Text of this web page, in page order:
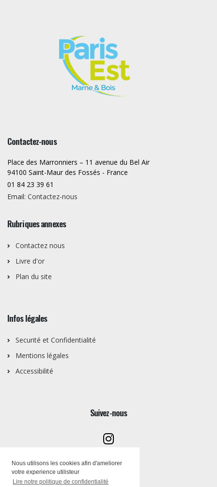
Nous utilisons les cookies afin d'ameliorer
votre experience utilisteur
Lire notre politique de confidentialité
Contactez-nous
Place des Marronniers – 11 avenue du Bel Air
94100 Saint-Maur des Fossés - France
01 84 23 39 61
Email: Contactez-nous
Rubriques annexes
Contactez nous
Livre d'or
Plan du site
Infos légales
Securité et Confidentialité
Mentions légales
Accessibilité
Suivez-nous